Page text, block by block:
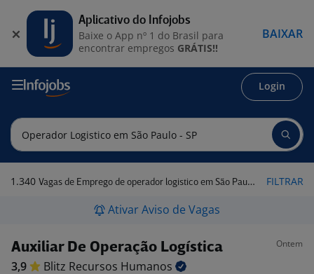
Login
1.340 Vagas de Emprego de operador logistico em São Paulo - SP FILTRAR
Ativar Aviso de Vagas
Auxiliar De Operação Logística Ontem
3,9 Blitz Recursos Humanos
Aplicativo do Infojobs
Baixe o App nº 1 do Brasil para
encontrar empregos GRÁTIS!!
BAIXAR